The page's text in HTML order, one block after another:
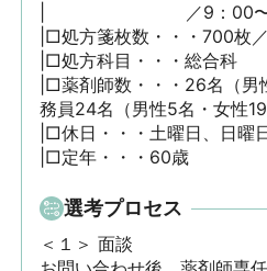
|　　　　　　　　／9：00
|□処方箋枚数・・・700枚
|□処方科目・・・総合科
|□薬剤師数・・・26名（男
務員24名（男性5名・女性19
|□休日・・・土曜日、日曜
|□定年・・・60歳
選考プロセス
＜１＞ 面談